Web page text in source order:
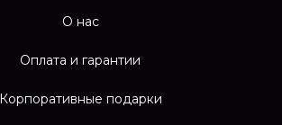
О нас
Оплата и гарантии
Корпоративные подарки